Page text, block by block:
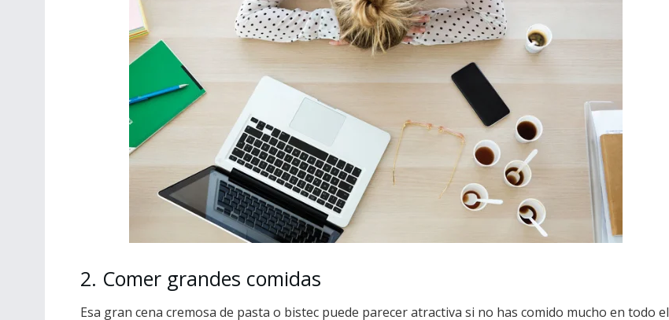
2. Comer grandes comidas
Esa gran cena cremosa de pasta o bistec puede parecer atractiva si no has comido mucho en todo el